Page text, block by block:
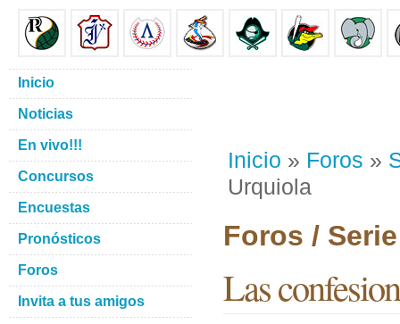
Inicio » Foros »
Urquiola
Foros /
Las
Inicio
Noticias
En vivo!!!
Concursos
Encuestas
Pronósticos
Foros
Invita a tus amigos